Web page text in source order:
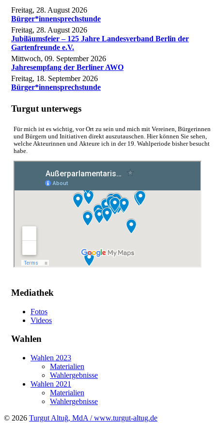
Freitag, 28. August 2026
Bürger*innensprechstunde
Freitag, 28. August 2026
Jubiläumsfeier – 125 Jahre Landesverband Berlin der
Gartenfreunde e.V.
Mittwoch, 09. September 2026
Jahresempfang der Berliner AWO
Freitag, 18. September 2026
Bürger*innensprechstunde
Turgut unterwegs
Für mich ist es wichtig, vor Ort zu sein und mich mit Vereinen, Bürgerinnen
und Bürgern und Initiativen direkt auszutauschen. Hier können Sie sehen,
welche Akteurinnen und Akteure ich in der 19. Wahlperiode bisher besucht
habe.
Mediathek
Fotos
Videos
Wahlen
Wahlen 2023
Materialien
Wahlergebnisse
Wahlen 2021
Materialien
Wahlergebnisse
© 2026 Turgut Altuğ, MdA / www.turgut-altug.de